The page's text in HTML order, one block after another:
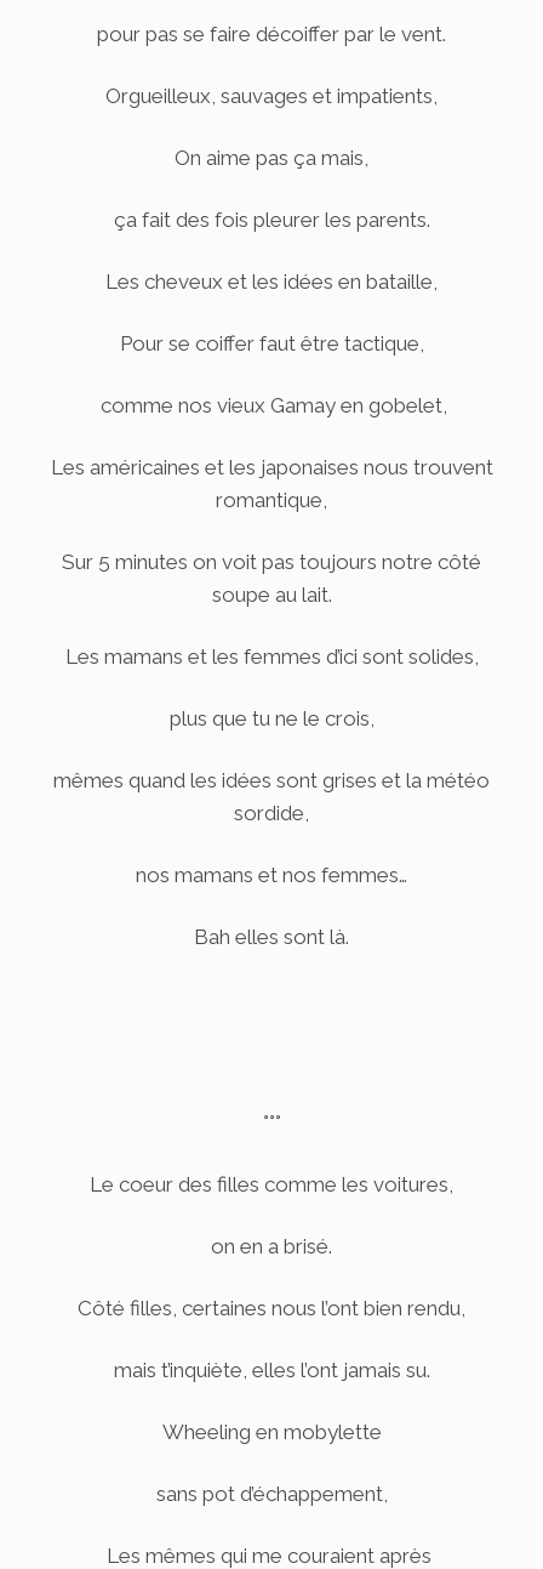
pour pas se faire décoiffer par le vent.
Orgueilleux, sauvages et impatients,
On aime pas ça mais,
ça fait des fois pleurer les parents.
Les cheveux et les idées en bataille,
Pour se coiffer faut être tactique,
comme nos vieux Gamay en gobelet,
Les américaines et les japonaises nous trouvent
romantique,
Sur 5 minutes on voit pas toujours notre côté
soupe au lait.
Les mamans et les femmes d’ici sont solides,
plus que tu ne le crois,
mêmes quand les idées sont grises et la météo
sordide,
nos mamans et nos femmes…
Bah elles sont là.
°°°
Le coeur des filles comme les voitures,
on en a brisé.
Côté filles, certaines nous l’ont bien rendu,
mais t’inquiète, elles l’ont jamais su.
Wheeling en mobylette
sans pot d’échappement,
Les mêmes qui me couraient après